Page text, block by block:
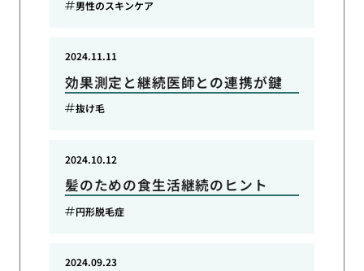
男性のスキンケア
効果測定と継続医師との連携が鍵
2024.11.11
抜け毛
髪のための食生活継続のヒント
2024.10.12
円形脱毛症
2024.09.23